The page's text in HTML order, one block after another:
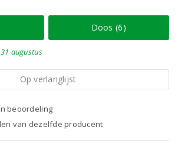
Doos (6)
augustus
Op verlanglijst
beoordeling
van dezelfde producent